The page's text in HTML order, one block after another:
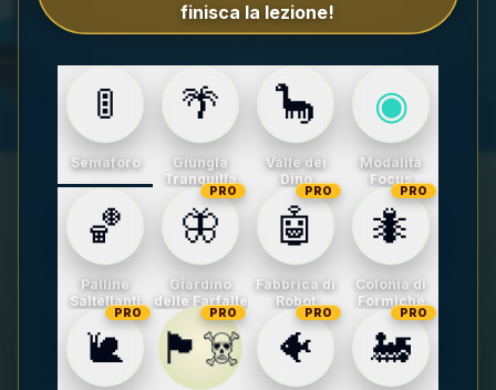
finisca la lezione!
🚦
Semaforo
🌴
Giungla
Tranquilla
🦕
Valle dei
Dino
◉
Modalità
Focus
🏀
Palline
Saltellanti
🦋
PRO
Giardino
delle Farfalle
🤖
PRO
Fabbrica di
Robot
🐜
PRO
Colonia di
Formiche
🐌
PRO
🏴‍☠️
PRO
🐠
PRO
🚂
PRO